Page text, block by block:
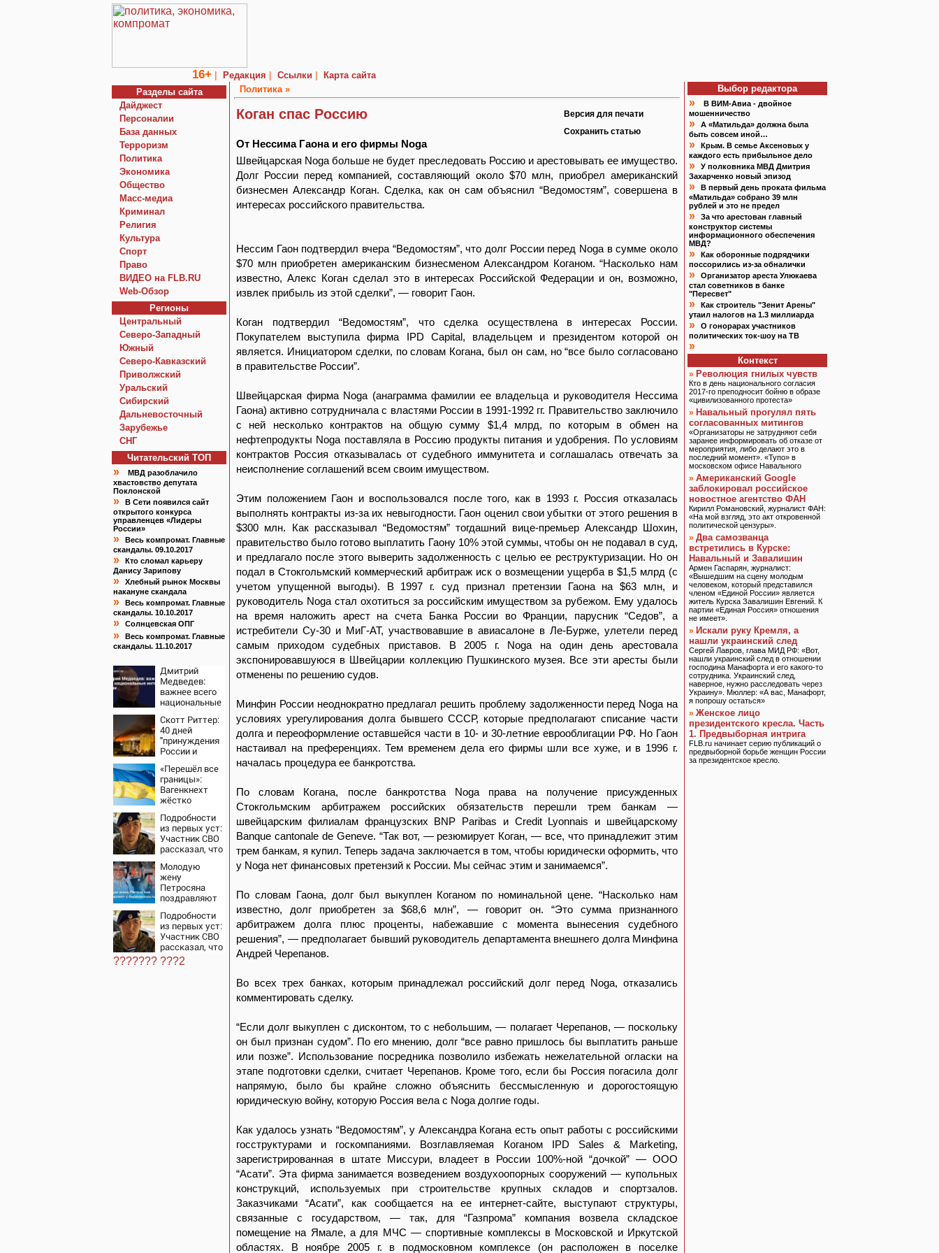
16+ | Редакция | Ссылки |
Карта сайта
Разделы сайта
Дайджест
Персоналии
База данных
Терроризм
Политика
Экономика
Общество
Macc-медиа
Криминал
Религия
Культура
Спорт
Право
ВИДЕО на FLB.RU
Web-Обзор
Регионы
Центральный
Северо-Западный
Южный
Северо-Кавказский
Приволжский
Уральский
Сибирский
Дальневосточный
Зарубежье
СНГ
Читательский TOП
»
МВД разоблачило
хвастовство депутата
Поклонской
»
В Сети появился сайт
открытого конкурса
управленцев «Лидеры
России»
»
Весь компромат. Главные
скандалы. 09.10.2017
»
Кто сломал карьеру
Данису Зарипову
»
Хлебный рынок Москвы
накануне скандала
»
Весь компромат. Главные
скандалы. 10.10.2017
» Солнцевская ОПГ
»
Весь компромат. Главные
скандалы. 11.10.2017
Дмитрий
Медведев:
важнее всего
национальные
России
Скотт Риттер:
40 дней
"принуждения
России и
приблизили
крах режима
Зеленского
«Перешёл все
границы»:
Вагенкнехт
жёстко
послу
Украины
Подробности
из первых уст:
Участник СВО
рассказал, что
схватке с
медведем
Молодую
жену
Петросяна
поздравляют
беременностью
Подробности
из первых уст:
Участник СВО
рассказал, что
спасло его в
схватке с
??????? ???2
Политика »
Коган спас Россию
От Нессима Гаона и его фирмы Noga
Версия для печати
Сохранить статью
Швейцарская Noga больше не будет преследовать Россию и арестовывать ее имущество.
Долг России перед компанией, составляющий около $70 млн, приобрел американский
бизнесмен Александр Коган. Сделка, как он сам объяснил “Ведомостям”, совершена в
интересах российского правительства.
Нессим Гаон подтвердил вчера “Ведомостям”, что долг России перед Noga в сумме около
$70 млн приобретен американским бизнесменом Александром Коганом. “Насколько нам
известно, Алекс Коган сделал это в интересах Российской Федерации и он, возможно,
извлек прибыль из этой сделки”, — говорит Гаон.
Коган подтвердил “Ведомостям”, что сделка осуществлена в интересах России.
Покупателем выступила фирма IPD Capital, владельцем и президентом которой он
является. Инициатором сделки, по словам Когана, был он сам, но “все было согласовано
в правительстве России”.
Швейцарская фирма Noga (анаграмма фамилии ее владельца и руководителя Нессима
Гаона) активно сотрудничала с властями России в 1991-1992 гг. Правительство заключило
с ней несколько контрактов на общую сумму $1,4 млрд, по которым в обмен на
нефтепродукты Noga поставляла в Россию продукты питания и удобрения. По условиям
контрактов Россия отказывалась от судебного иммунитета и соглашалась отвечать за
неисполнение соглашений всем своим имуществом.
Этим положением Гаон и воспользовался после того, как в 1993 г. Россия отказалась
выполнять контракты из-за их невыгодности. Гаон оценил свои убытки от этого решения в
$300 млн. Как рассказывал “Ведомостям” тогдашний вице-премьер Александр Шохин,
правительство было готово выплатить Гаону 10% этой суммы, чтобы он не подавал в суд,
и предлагало после этого выверить задолженность с целью ее реструктуризации. Но он
подал в Стокгольмский коммерческий арбитраж иск о возмещении ущерба в $1,5 млрд (с
учетом упущенной выгоды). В 1997 г. суд признал претензии Гаона на $63 млн, и
руководитель Noga стал охотиться за российским имуществом за рубежом. Ему удалось
на время наложить арест на счета Банка России во Франции, парусник “Седов”, а
истребители Су-30 и МиГ-АТ, участвовавшие в авиасалоне в Ле-Бурже, улетели перед
самым приходом судебных приставов. В 2005 г. Noga на один день арестовала
экспонировавшуюся в Швейцарии коллекцию Пушкинского музея. Все эти аресты были
отменены по решению судов.
Минфин России неоднократно предлагал решить проблему задолженности перед Noga на
условиях урегулирования долга бывшего СССР, которые предполагают списание части
долга и переоформление оставшейся части в 10- и 30-летние еврооблигации РФ. Но Гаон
настаивал на преференциях. Тем временем дела его фирмы шли все хуже, и в 1996 г.
началась процедура ее банкротства.
По словам Когана, после банкротства Noga права на получение присужденных
Стокгольмским арбитражем российских обязательств перешли трем банкам —
швейцарским филиалам французских BNP Paribas и Credit Lyonnais и швейцарскому
Banque cantonale de Geneve. “Так вот, — резюмирует Коган, — все, что принадлежит этим
трем банкам, я купил. Теперь задача заключается в том, чтобы юридически оформить, что
у Noga нет финансовых претензий к России. Мы сейчас этим и занимаемся”.
По словам Гаона, долг был выкуплен Коганом по номинальной цене. “Насколько нам
известно, долг приобретен за $68,6 млн”, — говорит он. “Это сумма признанного
арбитражем долга плюс проценты, набежавшие с момента вынесения судебного
решения”, — предполагает бывший руководитель департамента внешнего долга Минфина
Андрей Черепанов.
Во всех трех банках, которым принадлежал российский долг перед Noga, отказались
комментировать сделку.
“Если долг выкуплен с дисконтом, то с небольшим, — полагает Черепанов, — поскольку
он был признан судом”. По его мнению, долг “все равно пришлось бы выплатить раньше
или позже”. Использование посредника позволило избежать нежелательной огласки на
этапе подготовки сделки, считает Черепанов. Кроме того, если бы Россия погасила долг
напрямую, было бы крайне сложно объяснить бессмысленную и дорогостоящую
юридическую войну, которую Россия вела с Noga долгие годы.
Как удалось узнать “Ведомостям”, у Александра Когана есть опыт работы с российскими
госструктурами и госкомпаниями. Возглавляемая Коганом IPD Sales & Marketing,
зарегистрированная в штате Миссури, владеет в России 100%-ной “дочкой” — ООО
“Асати”. Эта фирма занимается возведением воздухоопорных сооружений — купольных
конструкций, используемых при строительстве крупных складов и спортзалов.
Заказчиками “Асати”, как сообщается на ее интернет-сайте, выступают структуры,
связанные с государством, — так, для “Газпрома” компания возвела складское
помещение на Ямале, а для МЧС — спортивные комплексы в Московской и Иркутской
областях. В ноябре 2005 г. в подмосковном комплексе (он расположен в поселке
Выбор редактора
»
В ВИМ-Авиа - двойное
мошенничество
»
А «Матильда» должна была
быть совсем иной…
»
Крым. В семье Аксеновых у
каждого есть прибыльное дело
»
У полковника МВД Дмитрия
Захарченко новый эпизод
»
В первый день проката фильма
«Матильда» собрано 39 млн
рублей и это не предел
»
За что арестован главный
конструктор системы
информационного обеспечения
МВД?
»
Как оборонные подрядчики
поссорились из-за обналички
»
Организатор ареста Улюкаева
стал советников в банке
"Пересвет"
»
Как строитель "Зенит Арены"
утаил налогов на 1.3 миллиарда
»
О гонорарах участников
политических ток-шоу на ТВ
»
Контекст
» Революция гнилых чувств
Кто в день национального согласия
2017-го преподносит бойню в образе
«цивилизованного протеста»
» Навальный прогулял пять
согласованных митингов
«Организаторы не затрудняют себя
заранее информировать об отказе от
мероприятия, либо делают это в
последний момент». «Тупо» в
московском офисе Навального
» Американский Google
заблокировал российское
новостное агентство ФАН
Кирилл Романовский, журналист ФАН:
«На мой взгляд, это акт откровенной
политической цензуры».
» Два самозванца
встретились в Курске:
Навальный и Завалишин
Армен Гаспарян, журналист:
«Вышедшим на сцену молодым
человеком, который представился
членом «Единой России» является
житель Курска Завалишин Евгений. К
партии «Единая Россия» отношения
не имеет».
» Искали руку Кремля, а
нашли украинский след
Сергей Лавров, глава МИД РФ: «Вот,
нашли украинский след в отношении
господина Манафорта и его какого-то
сотрудника. Украинский след,
наверное, нужно расследовать через
Украину». Мюллер: «А вас, Манафорт,
я попрошу остаться»
» Женское лицо
президентского кресла. Часть
1. Предвыборная интрига
FLB.ru начинает серию публикаций о
предвыборной борьбе женщин России
за президентское кресло.